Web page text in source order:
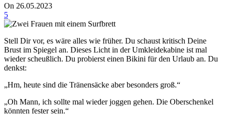
On 26.05.2023
5
Stell Dir vor, es wäre alles wie früher. Du schaust kritisch Deine
Brust im Spiegel an. Dieses Licht in der Umkleidekabine ist mal
wieder scheußlich. Du probierst einen Bikini für den Urlaub an. Du
denkst:
„Hm, heute sind die Tränensäcke aber besonders groß.“
„Oh Mann, ich sollte mal wieder joggen gehen. Die Oberschenkel
könnten fester sein.“